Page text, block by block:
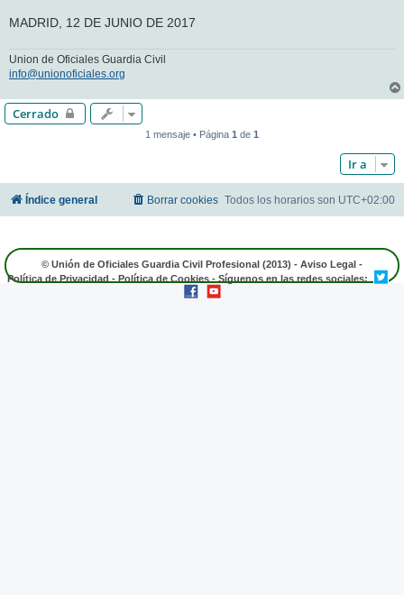
MADRID, 12 DE JUNIO DE 2017
Union de Oficiales Guardia Civil
info@unionoficiales.org
Cerrado
1 mensaje • Página 1 de 1
Ir a
Índice general Todos los horarios son UTC+02:00
Borrar cookies
© Unión de Oficiales Guardia Civil Profesional (2013) - Aviso Legal -
Política de Privacidad - Política de Cookies - Síguenos en las redes sociales: